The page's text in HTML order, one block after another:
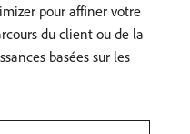
pour affiner votre
du client ou de la
basées sur les